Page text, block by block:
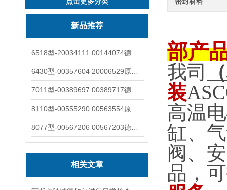
新品推荐
相关文章
部产
我司 （
装
高温
缸、
阀、
品，可